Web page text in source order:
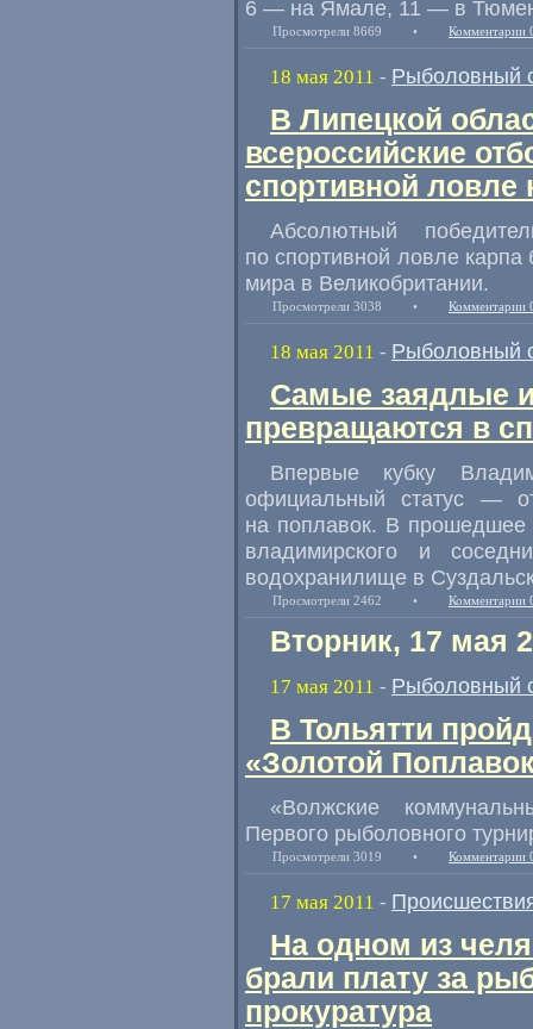
6 — на Ямале, 11 — в
Просмотрели 8669 • Комментарии
18 мая 2011 - Рыболовный
В Липецкой
всероссийские
спортивной ловле
Абсолютный
по спортивной ловле карпа
мира в Великобритании.
Просмотрели 3038 • Комментарии
18 мая 2011 - Рыболовный
Самые заядлые
превращаются в
Впервые кубку
официальный статус —
на поплавок. В прошедшее
владимирского и
водохранилище в
Просмотрели 2462 • Комментарии
Вторник, 17 мая
17 мая 2011 - Рыболовный
В Тольятти
«Золотой
«Волжские
Первого рыболовного
Просмотрели 3019 • Комментарии
17 мая 2011 -
На одном из
брали плату за
прокуратура